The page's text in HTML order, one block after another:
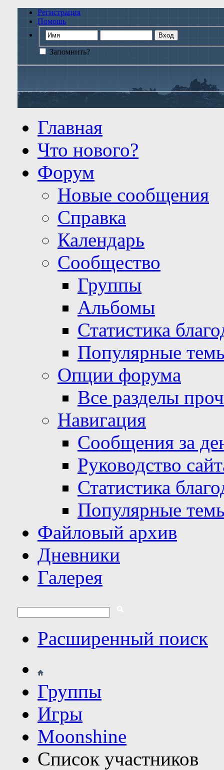
Регистрация
Помощь
Запомнить?
Главная
Что нового?
Форум
Новые сообщения
Справка
Календарь
Сообщество
Группы
Альбомы
Статистика
Популярные
Опции форума
Все разделы
Навигация
Сообщения за
Руководство
Статистика
Популярные
Файловый архив
Дневники
Галерея
Расширенный поиск
Группы
Игры
Moonshine
Список участников